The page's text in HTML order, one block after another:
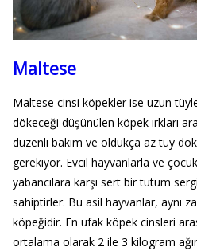
Maltese
Maltese cinsi köpekler ise uzun
dökeceği düşünülen köpek ırkları
düzenli bakım ve oldukça az tüy
gerekiyor. Evcil hayvanlarla ve
yabancılara karşı sert bir tutum
sahiptirler. Bu asil hayvanlar, aynı
köpeğidir. En ufak köpek cinsleri
ortalama olarak 2 ile 3 kilogram